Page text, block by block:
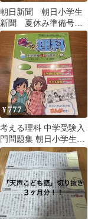
朝日新聞 朝日小学生
新聞 夏休み準備号
2026 夏
¥777
考える理科 中学受験入
門問題集 朝日小学生新
聞の学習シリーズカバ
ー折れあり